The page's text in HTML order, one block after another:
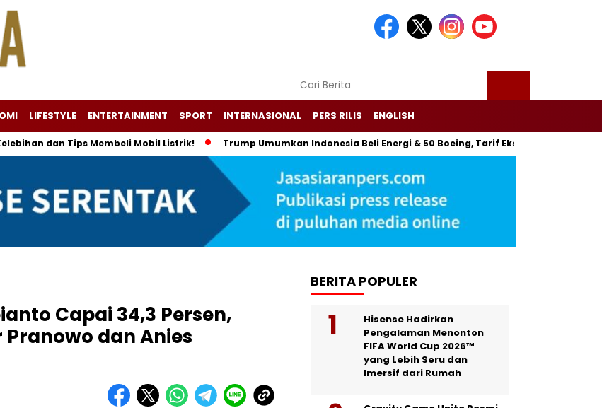
LIFESTYLE ENTERTAINMENT SPORT INTERNASIONAL PERS RILIS ENGLISH
dan Tips Membeli Mobil Listrik! Trump Umumkan Indonesia Beli Energi & 50 Boeing, Tarif Ekspor Turun
Capai 34,3 Persen,
dan Anies
BERITA POPULER
Hisense Hadirkan
Pengalaman Menonton
FIFA World Cup 2026™
yang Lebih Seru dan
Imersif dari Rumah